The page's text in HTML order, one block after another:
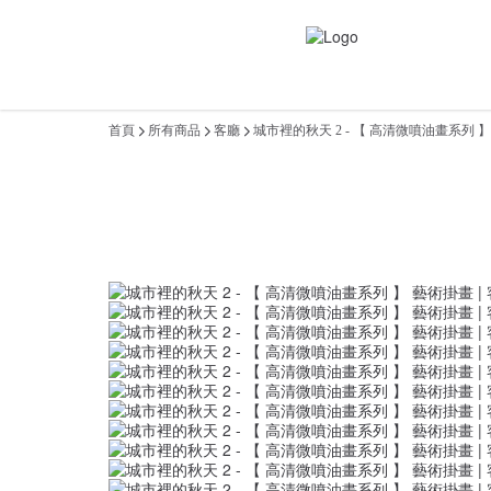
首頁 所有商品 客廳 城市裡的秋天 2 - 【 高清微噴油畫系列